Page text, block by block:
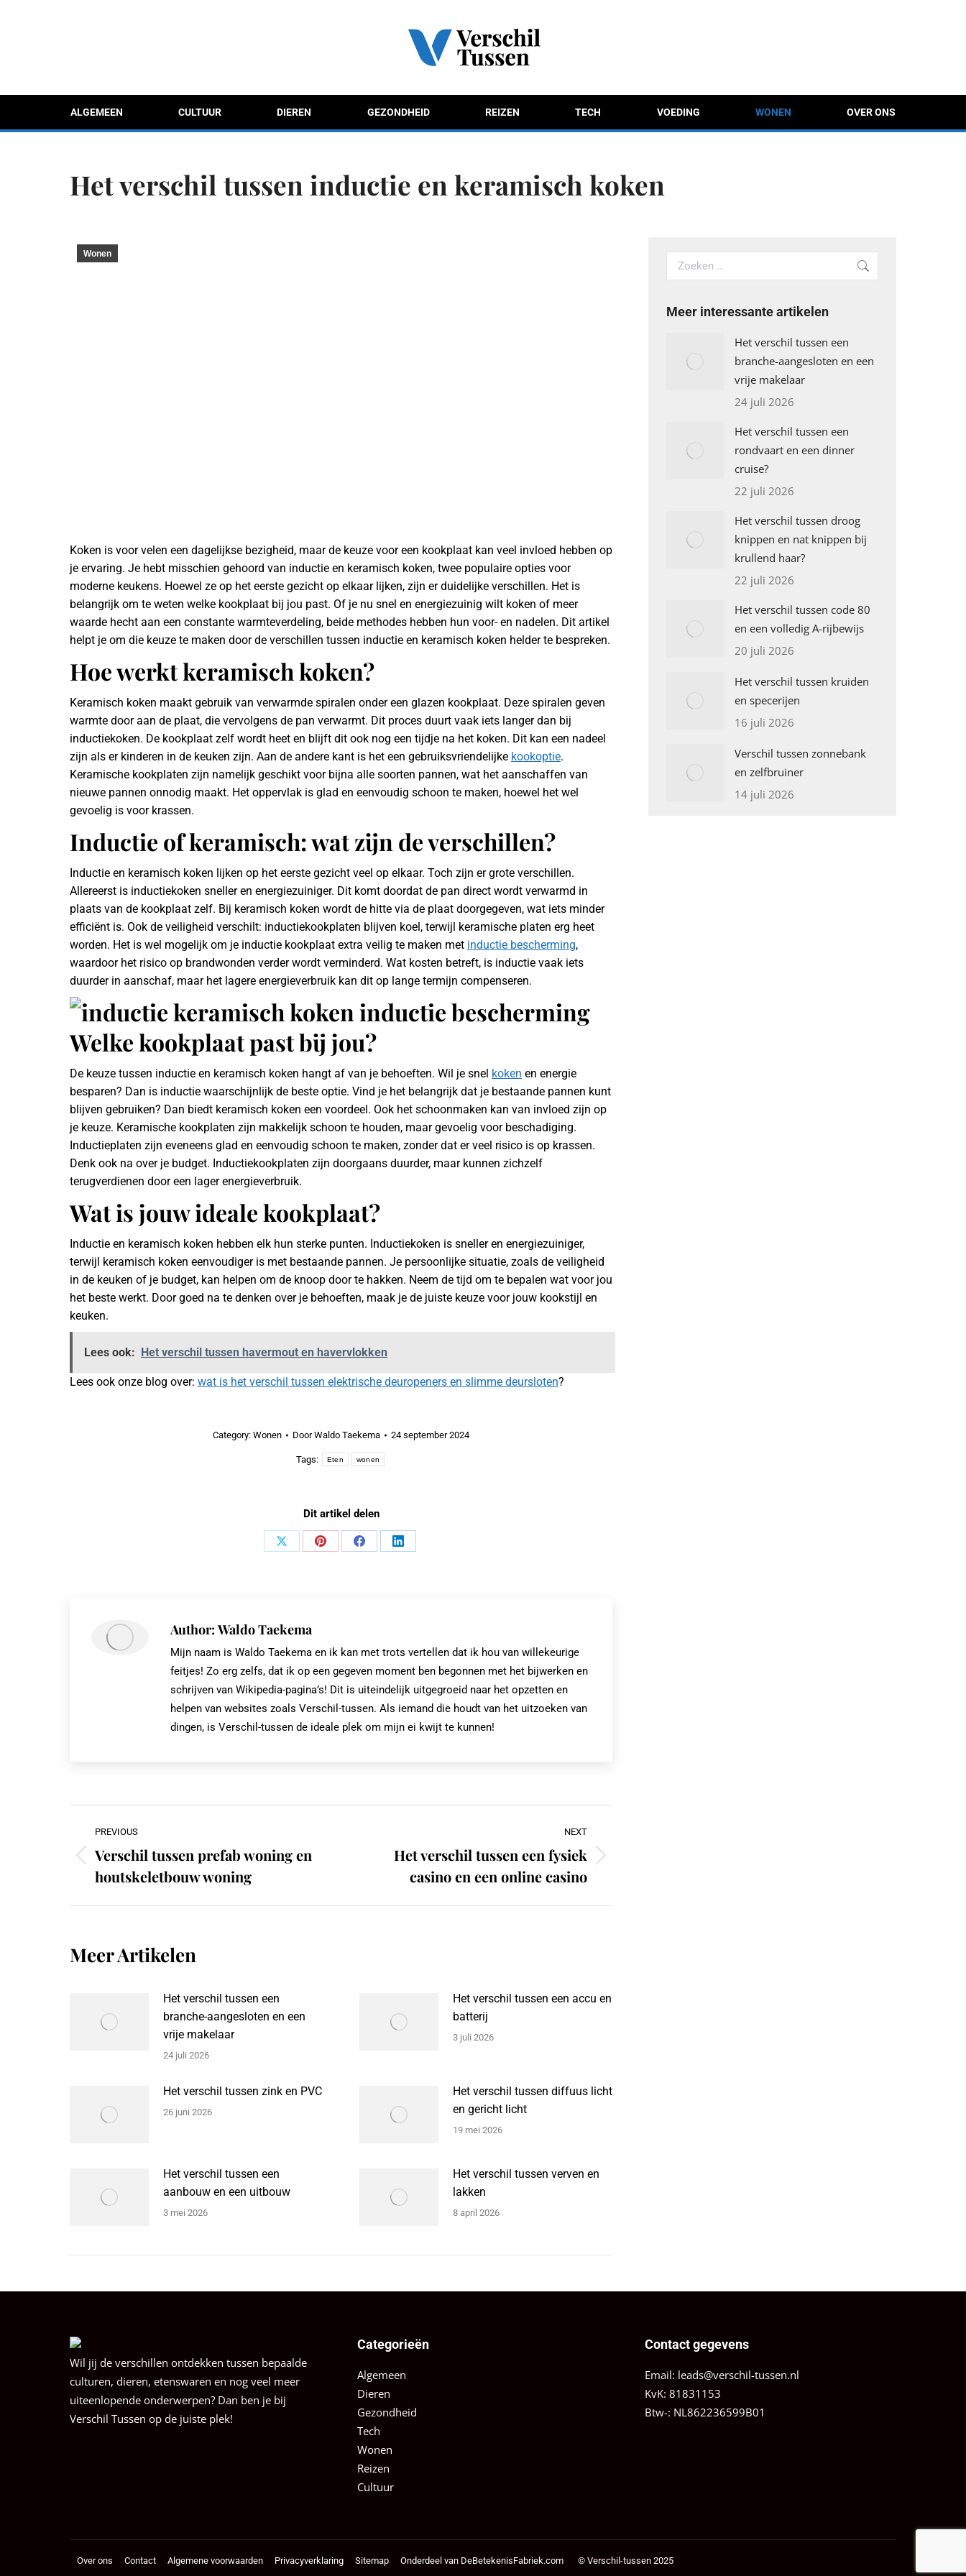
ALGEMEEN CULTUUR DIEREN GEZONDHEID REIZEN TECH VOEDING WONEN OVER ONS
Het verschil tussen inductie en keramisch koken
Wonen
Koken is voor velen een dagelijkse bezigheid, maar de keuze voor een kookplaat kan veel invloed hebben op
je ervaring. Je hebt misschien gehoord van inductie en keramisch koken, twee populaire opties voor
moderne keukens. Hoewel ze op het eerste gezicht op elkaar lijken, zijn er duidelijke verschillen. Het is
belangrijk om te weten welke kookplaat bij jou past. Of je nu snel en energiezuinig wilt koken of meer
waarde hecht aan een constante warmteverdeling, beide methodes hebben hun voor- en nadelen. Dit artikel
helpt je om die keuze te maken door de verschillen tussen inductie en keramisch koken helder te bespreken.
Hoe werkt keramisch koken?
Keramisch koken maakt gebruik van verwarmde spiralen onder een glazen kookplaat. Deze spiralen geven
warmte door aan de plaat, die vervolgens de pan verwarmt. Dit proces duurt vaak iets langer dan bij
inductiekoken. De kookplaat zelf wordt heet en blijft dit ook nog een tijdje na het koken. Dit kan een nadeel
zijn als er kinderen in de keuken zijn. Aan de andere kant is het een gebruiksvriendelijke kookoptie.
Keramische kookplaten zijn namelijk geschikt voor bijna alle soorten pannen, wat het aanschaffen van
nieuwe pannen onnodig maakt. Het oppervlak is glad en eenvoudig schoon te maken, hoewel het wel
gevoelig is voor krassen.
Inductie of keramisch: wat zijn de verschillen?
Inductie en keramisch koken lijken op het eerste gezicht veel op elkaar. Toch zijn er grote verschillen.
Allereerst is inductiekoken sneller en energiezuiniger. Dit komt doordat de pan direct wordt verwarmd in
plaats van de kookplaat zelf. Bij keramisch koken wordt de hitte via de plaat doorgegeven, wat iets minder
efficiënt is. Ook de veiligheid verschilt: inductiekookplaten blijven koel, terwijl keramische platen erg heet
worden. Het is wel mogelijk om je inductie kookplaat extra veilig te maken met inductie bescherming,
waardoor het risico op brandwonden verder wordt verminderd. Wat kosten betreft, is inductie vaak iets
duurder in aanschaf, maar het lagere energieverbruik kan dit op lange termijn compenseren.
Welke kookplaat past bij jou?
De keuze tussen inductie en keramisch koken hangt af van je behoeften. Wil je snel koken en energie
besparen? Dan is inductie waarschijnlijk de beste optie. Vind je het belangrijk dat je bestaande pannen kunt
blijven gebruiken? Dan biedt keramisch koken een voordeel. Ook het schoonmaken kan van invloed zijn op
je keuze. Keramische kookplaten zijn makkelijk schoon te houden, maar gevoelig voor beschadiging.
Inductieplaten zijn eveneens glad en eenvoudig schoon te maken, zonder dat er veel risico is op krassen.
Denk ook na over je budget. Inductiekookplaten zijn doorgaans duurder, maar kunnen zichzelf
terugverdienen door een lager energieverbruik.
Wat is jouw ideale kookplaat?
Inductie en keramisch koken hebben elk hun sterke punten. Inductiekoken is sneller en energiezuiniger,
terwijl keramisch koken eenvoudiger is met bestaande pannen. Je persoonlijke situatie, zoals de veiligheid
in de keuken of je budget, kan helpen om de knoop door te hakken. Neem de tijd om te bepalen wat voor jou
het beste werkt. Door goed na te denken over je behoeften, maak je de juiste keuze voor jouw kookstijl en
keuken.
Lees ook: Het verschil tussen havermout en havervlokken
Lees ook onze blog over: wat is het verschil tussen elektrische deuropeners en slimme deursloten?
Category: Wonen DoorWaldo Taekema 24 september 2024
Tags: Eten wonen
Dit artikel delen
Share
Share
Share
Share
Author: Waldo Taekema
Mijn naam is Waldo Taekema en ik kan met trots vertellen dat ik hou van willekeurige
feitjes! Zo erg zelfs, dat ik op een gegeven moment ben begonnen met het bijwerken en
schrijven van Wikipedia-pagina’s! Dit is uiteindelijk uitgegroeid naar het opzetten en
helpen van websites zoals Verschil-tussen. Als iemand die houdt van het uitzoeken van
dingen, is Verschil-tussen de ideale plek om mijn ei kwijt te kunnen!
navigation
PREVIOUS
Previous
post:
Verschil tussen prefab woning en
houtskeletbouw woning
NEXT
Het verschil tussen een fysiek
casino en een online casino
Meer Artikelen
Het verschil tussen een
branche-aangesloten en een
vrije makelaar
24 juli 2026
Het verschil tussen een accu en
batterij
3 juli 2026
Het verschil tussen zink en PVC
26 juni 2026
Het verschil tussen diffuus licht
en gericht licht
19 mei 2026
Het verschil tussen een
aanbouw en een uitbouw
3 mei 2026
Het verschil tussen verven en
lakken
8 april 2026
Search:
Meer interessante artikelen
Het verschil tussen een
branche-aangesloten en een
vrije makelaar
24 juli 2026
Het verschil tussen een
rondvaart en een dinner
cruise?
22 juli 2026
Het verschil tussen droog
knippen en nat knippen bij
krullend haar?
22 juli 2026
Het verschil tussen code 80
en een volledig A-rijbewijs
20 juli 2026
Het verschil tussen kruiden
en specerijen
16 juli 2026
Verschil tussen zonnebank
en zelfbruiner
14 juli 2026
Wil jij de verschillen ontdekken tussen bepaalde
culturen, dieren, etenswaren en nog veel meer
uiteenlopende onderwerpen? Dan ben je bij
Verschil Tussen op de juiste plek!
Categorieën
Algemeen
Dieren
Gezondheid
Tech
Wonen
Reizen
Cultuur
Contact gegevens
Email: leads@verschil-tussen.nl
KvK: 81831153
Btw-: NL862236599B01
Over ons Contact Algemene voorwaarden Privacyverklaring Sitemap Onderdeel van DeBetekenisFabriek.com © Verschil-tussen 2025